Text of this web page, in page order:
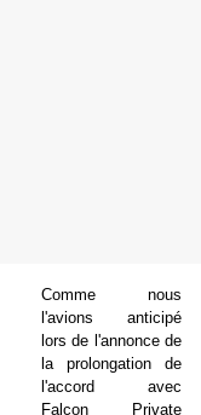
Comme nous
l'avions anticipé
lors de l'annonce de
la prolongation de
l'accord avec
Falcon Private